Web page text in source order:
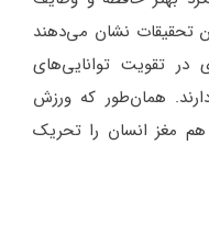
تحقیقات نشان می‌دهند
در تقویت توانایی‌های
همان‌طور که ورزش
مغز انسان را تحریک